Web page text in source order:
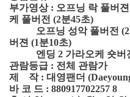
부가영상 : 오프닝 락 풀
케 풀버전 (2분45초)
오프닝 성악 풀버전 (2
버젼 (1분10초)
엔딩 2 가라오케 숏버
관람등급 : 전체 관람가
제 작 : 대영팬더
바 코 드 : 880917702257 8